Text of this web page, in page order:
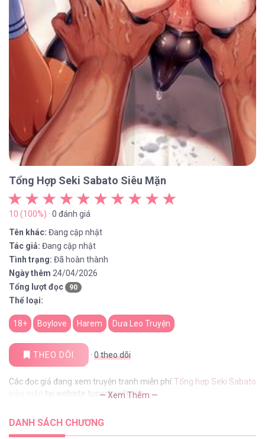
Tổng Hợp Seki Sabato Siêu Mặn
10 (100%) · 0 đánh giá
Tên khác: Đang cập nhật
Tác giả: Đang cập nhật
Tình trạng: Đã hoàn thành
Ngày thêm 24/04/2026
Tổng lượt đọc
90
Thể loại:
18+ Boylove Harem Dưa Leo Truyện
THEO DÕI · 0theo dõi
Các đọc giả đang xem truyện tranh miễn phí Tổng hợp Seki Sabato
tại website tusachxinhxinh
— Xem Thêm —
DANH SÁCH CHƯƠNG